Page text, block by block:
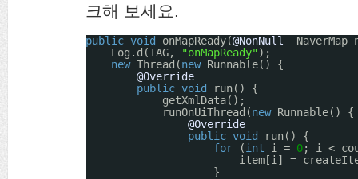
크해 보세요.
public void onMapReady(@NonNull
NaverMap
Log.d(TAG,
"onMapReady");
new Thread(new Runnable() {
@Override
public void
run() {
getXmlData();
runOnUiThread(new Runnable() {
@Override
public void
run() {
for
(int i = 0; i <
item[i] =
}